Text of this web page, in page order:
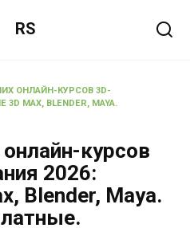
RS
ОНЛАЙН-КУРСОВ 3D-
MAX, BLENDER, MAYA.
курсов
2026:
Blender, Maya.